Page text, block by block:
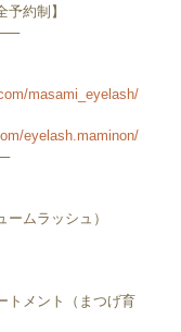
予約制】
masami_eyelash/
eyelash.maminon/
ームラッシュ）
トメント（まつげ育